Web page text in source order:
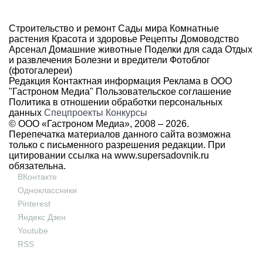
Строительство и ремонт Сады мира Комнатные
растения Красота и здоровье Рецепты Домоводство
Арсенал Домашние животные Поделки для сада Отдых
и развлечения Болезни и вредители Фотоблог
(фотогалереи)
Редакция Контактная информация Реклама в ООО
"Гастроном Медиа" Пользовательское соглашение
Политика в отношении обработки персональных
данных Спецпроекты Конкурсы
© ООО «Гастроном Медиа», 2008 – 2026.
Перепечатка материалов данного сайта возможна
только с письменного разрешения редакции. При
цитировании ссылка на www.supersadovnik.ru
обязательна.
ВКонтакте
Одноклассники
Pinterest
Яндекс Дзен
Youtube
RSS